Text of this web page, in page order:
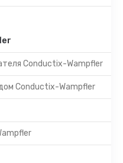
Conductix-Wampfler
Conductix-Wampfler